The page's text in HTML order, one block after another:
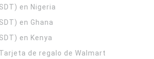
en Nigeria
en Ghana
en Kenya
de regalo de Walmart